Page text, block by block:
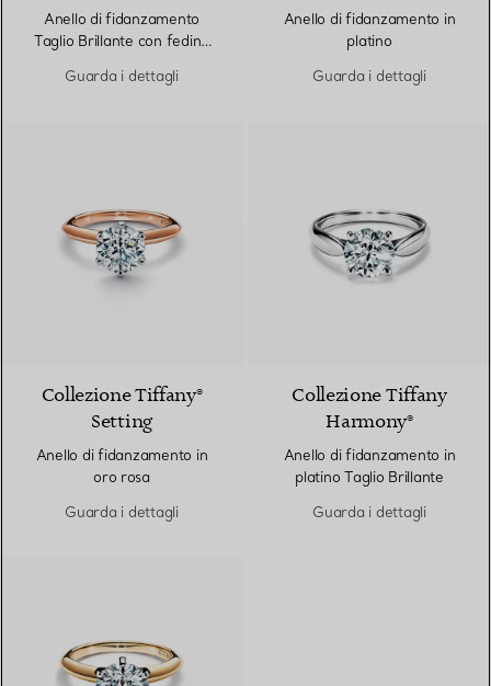
Anello di fidanzamento
Taglio Brillante con fedina
Guarda i dettagli
Anello di fidanzamento in
platino
Guarda i dettagli
Collezione Tiffany®
Setting
Anello di fidanzamento in
oro rosa
Guarda i dettagli
Collezione Tiffany
Harmony®
Anello di fidanzamento in
platino Taglio Brillante
Guarda i dettagli